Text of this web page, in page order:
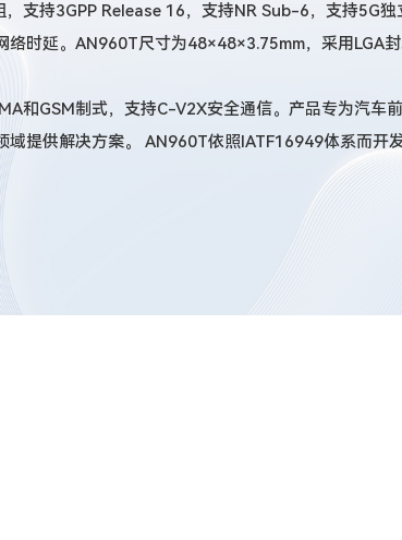
支持3GPP Release 16，支持NR Sub-6，支持5G
时延。AN960T尺寸为48×48×3.75mm，采用LGA封
和GSM制式，支持C-V2X安全通信。产品专为汽车
提供解决方案。 AN960T依照IATF16949体系而开